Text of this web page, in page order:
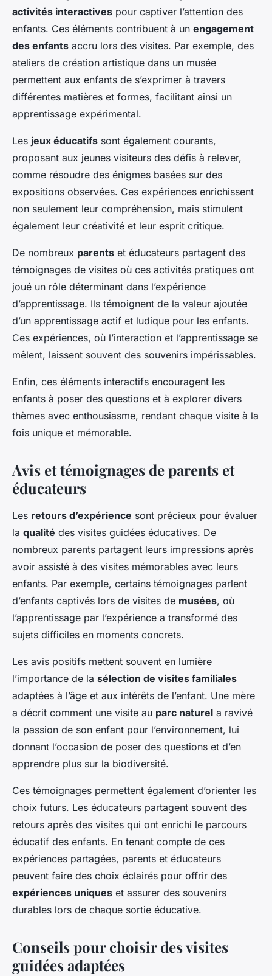
activités interactives pour captiver l’attention des
enfants. Ces éléments contribuent à un engagement
des enfants accru lors des visites. Par exemple, des
ateliers de création artistique dans un musée
permettent aux enfants de s’exprimer à travers
différentes matières et formes, facilitant ainsi un
apprentissage expérimental.
Les jeux éducatifs sont également courants,
proposant aux jeunes visiteurs des défis à relever,
comme résoudre des énigmes basées sur des
expositions observées. Ces expériences enrichissent
non seulement leur compréhension, mais stimulent
également leur créativité et leur esprit critique.
De nombreux parents et éducateurs partagent des
témoignages de visites où ces activités pratiques ont
joué un rôle déterminant dans l’expérience
d’apprentissage. Ils témoignent de la valeur ajoutée
d’un apprentissage actif et ludique pour les enfants.
Ces expériences, où l’interaction et l’apprentissage se
mêlent, laissent souvent des souvenirs impérissables.
Enfin, ces éléments interactifs encouragent les
enfants à poser des questions et à explorer divers
thèmes avec enthousiasme, rendant chaque visite à la
fois unique et mémorable.
Avis et témoignages de parents et
éducateurs
Les retours d’expérience sont précieux pour évaluer
la qualité des visites guidées éducatives. De
nombreux parents partagent leurs impressions après
avoir assisté à des visites mémorables avec leurs
enfants. Par exemple, certains témoignages parlent
d’enfants captivés lors de visites de musées, où
l’apprentissage par l’expérience a transformé des
sujets difficiles en moments concrets.
Les avis positifs mettent souvent en lumière
l’importance de la sélection de visites familiales
adaptées à l’âge et aux intérêts de l’enfant. Une mère
a décrit comment une visite au parc naturel a ravivé
la passion de son enfant pour l’environnement, lui
donnant l’occasion de poser des questions et d’en
apprendre plus sur la biodiversité.
Ces témoignages permettent également d’orienter les
choix futurs. Les éducateurs partagent souvent des
retours après des visites qui ont enrichi le parcours
éducatif des enfants. En tenant compte de ces
expériences partagées, parents et éducateurs
peuvent faire des choix éclairés pour offrir des
expériences uniques et assurer des souvenirs
durables lors de chaque sortie éducative.
Conseils pour choisir des visites
guidées adaptées